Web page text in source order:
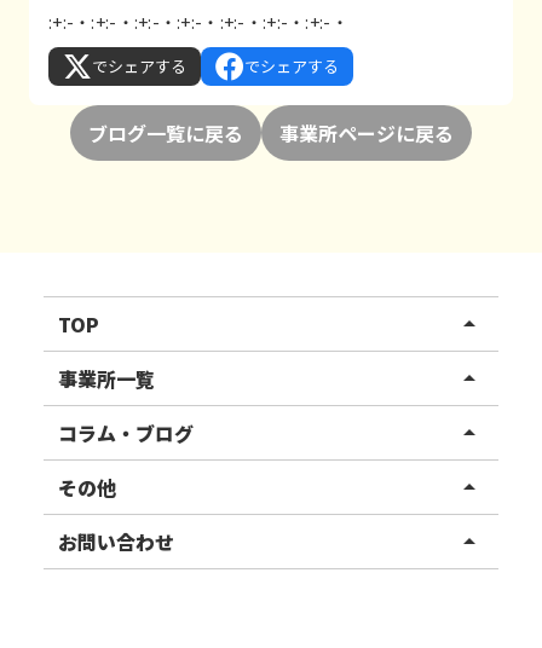
:+:-・:+:-・:+:-・:+:-・:+:-・:+:-・:+:-・
でシェアする でシェアする
ブログ一覧に戻る 事業所ページに戻る
TOP arrow_drop_up
リハスワーク
リハスファーム
事業所一覧 arrow_drop_up
関東エリア
東北エリア
甲信越エリア
コラム・ブログ arrow_drop_up
事業所ブログ
ご利用者様の声
その他 arrow_drop_up
お知らせ
お問い合わせ arrow_drop_up